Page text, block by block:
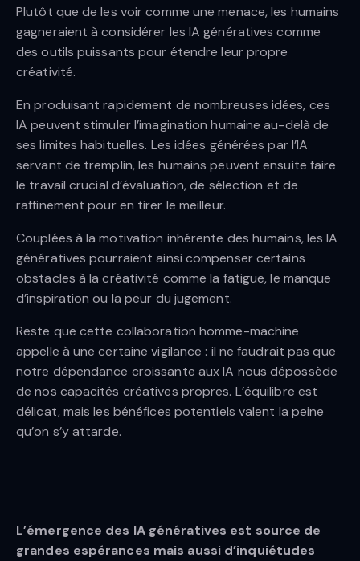
Plutôt que de les voir comme une menace, les humains
gagneraient à considérer les IA génératives comme
des outils puissants pour étendre leur propre
créativité.
En produisant rapidement de nombreuses idées, ces
IA peuvent stimuler l’imagination humaine au-delà de
ses limites habituelles. Les idées générées par l’IA
servant de tremplin, les humains peuvent ensuite faire
le travail crucial d’évaluation, de sélection et de
raffinement pour en tirer le meilleur.
Couplées à la motivation inhérente des humains, les IA
génératives pourraient ainsi compenser certains
obstacles à la créativité comme la fatigue, le manque
d’inspiration ou la peur du jugement.
Reste que cette collaboration homme-machine
appelle à une certaine vigilance : il ne faudrait pas que
notre dépendance croissante aux IA nous dépossède
de nos capacités créatives propres. L’équilibre est
délicat, mais les bénéfices potentiels valent la peine
qu’on s’y attarde.
L’émergence des IA génératives est source de
grandes espérances mais aussi d’inquiétudes